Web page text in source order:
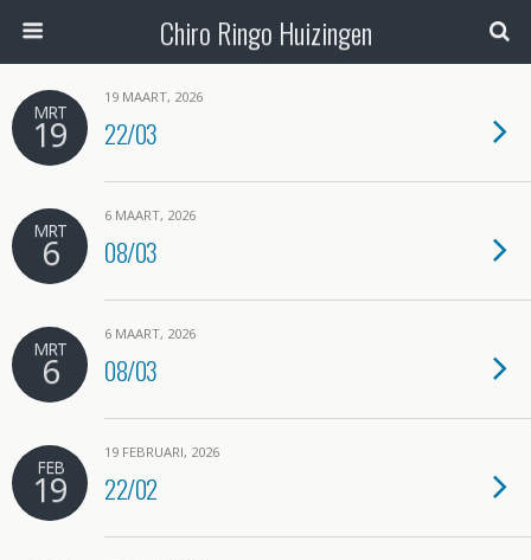
Chiro Ringo Huizingen
MRT
19
19 MAART, 2026
22/03
MRT
6
6 MAART, 2026
08/03
MRT
6
6 MAART, 2026
08/03
FEB
19
19 FEBRUARI, 2026
22/02